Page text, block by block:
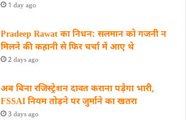
1 day ago
Pradeep Rawat का निधन: सलमान को गजनी न
मिलने की कहानी से फिर चर्चा में आए थे
2 days ago
अब बिना रजिस्ट्रेशन दावत कराना पड़ेगा भारी,
FSSAI नियम तोड़ने पर जुर्माने का खतरा
3 days ago